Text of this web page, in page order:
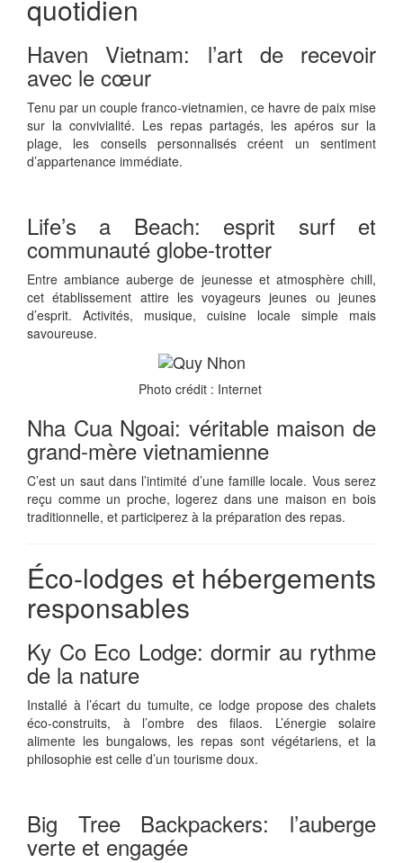
quotidien
Haven Vietnam: l’art de recevoir
avec le cœur
Tenu par un couple franco-vietnamien, ce havre de paix mise
sur la convivialité. Les repas partagés, les apéros sur la
plage, les conseils personnalisés créent un sentiment
d’appartenance immédiate.
Life’s a Beach: esprit surf et
communauté globe-trotter
Entre ambiance auberge de jeunesse et atmosphère chill,
cet établissement attire les voyageurs jeunes ou jeunes
d’esprit. Activités, musique, cuisine locale simple mais
savoureuse.
Photo crédit : Internet
Nha Cua Ngoai: véritable maison de
grand-mère vietnamienne
C’est un saut dans l’intimité d’une famille locale. Vous serez
reçu comme un proche, logerez dans une maison en bois
traditionnelle, et participerez à la préparation des repas.
Éco-lodges et hébergements
responsables
Ky Co Eco Lodge: dormir au rythme
de la nature
Installé à l’écart du tumulte, ce lodge propose des chalets
éco-construits, à l’ombre des filaos. L’énergie solaire
alimente les bungalows, les repas sont végétariens, et la
philosophie est celle d’un tourisme doux.
Big Tree Backpackers: l’auberge
verte et engagée